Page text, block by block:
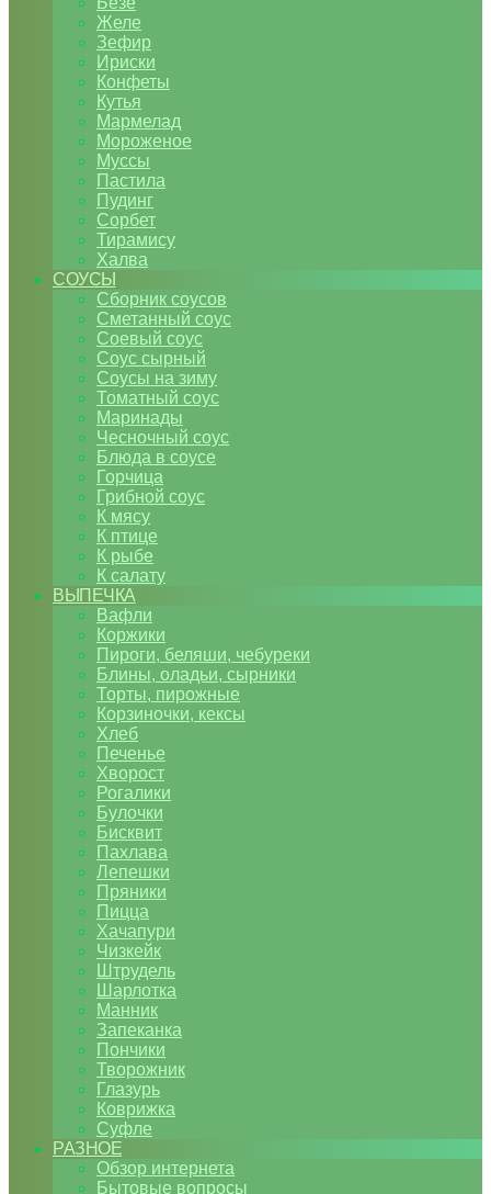
Желе
Зефир
Ириски
Конфеты
Кутья
Мармелад
Мороженое
Муссы
Пастила
Пудинг
Сорбет
Тирамису
Халва
СОУСЫ
Сборник соусов
Сметанный соус
Соевый соус
Соус сырный
Соусы на зиму
Томатный соус
Маринады
Чесночный соус
Блюда в соусе
Горчица
Грибной соус
К мясу
К птице
К рыбе
К салату
ВЫПЕЧКА
Вафли
Коржики
Пироги, беляши, чебуреки
Блины, оладьи, сырники
Торты, пирожные
Корзиночки, кексы
Хлеб
Печенье
Хворост
Рогалики
Булочки
Бисквит
Пахлава
Лепешки
Пряники
Пицца
Хачапури
Чизкейк
Штрудель
Шарлотка
Манник
Запеканка
Пончики
Творожник
Глазурь
Коврижка
Суфле
РАЗНОЕ
Обзор интернета
Бытовые вопросы